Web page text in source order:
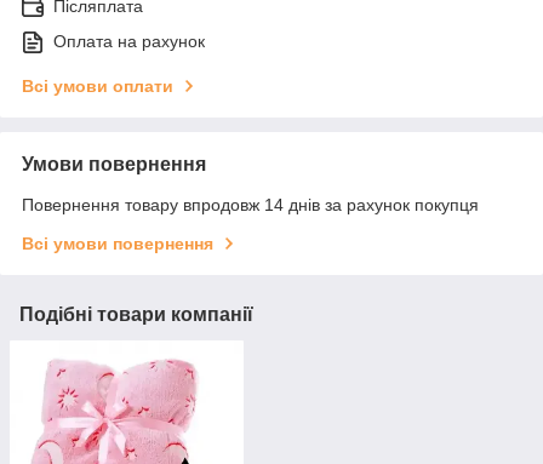
Післяплата
Оплата на рахунок
Всі умови оплати
Умови повернення
Повернення товару впродовж 14 днів за рахунок покупця
Всі умови повернення
Подібні товари компанії